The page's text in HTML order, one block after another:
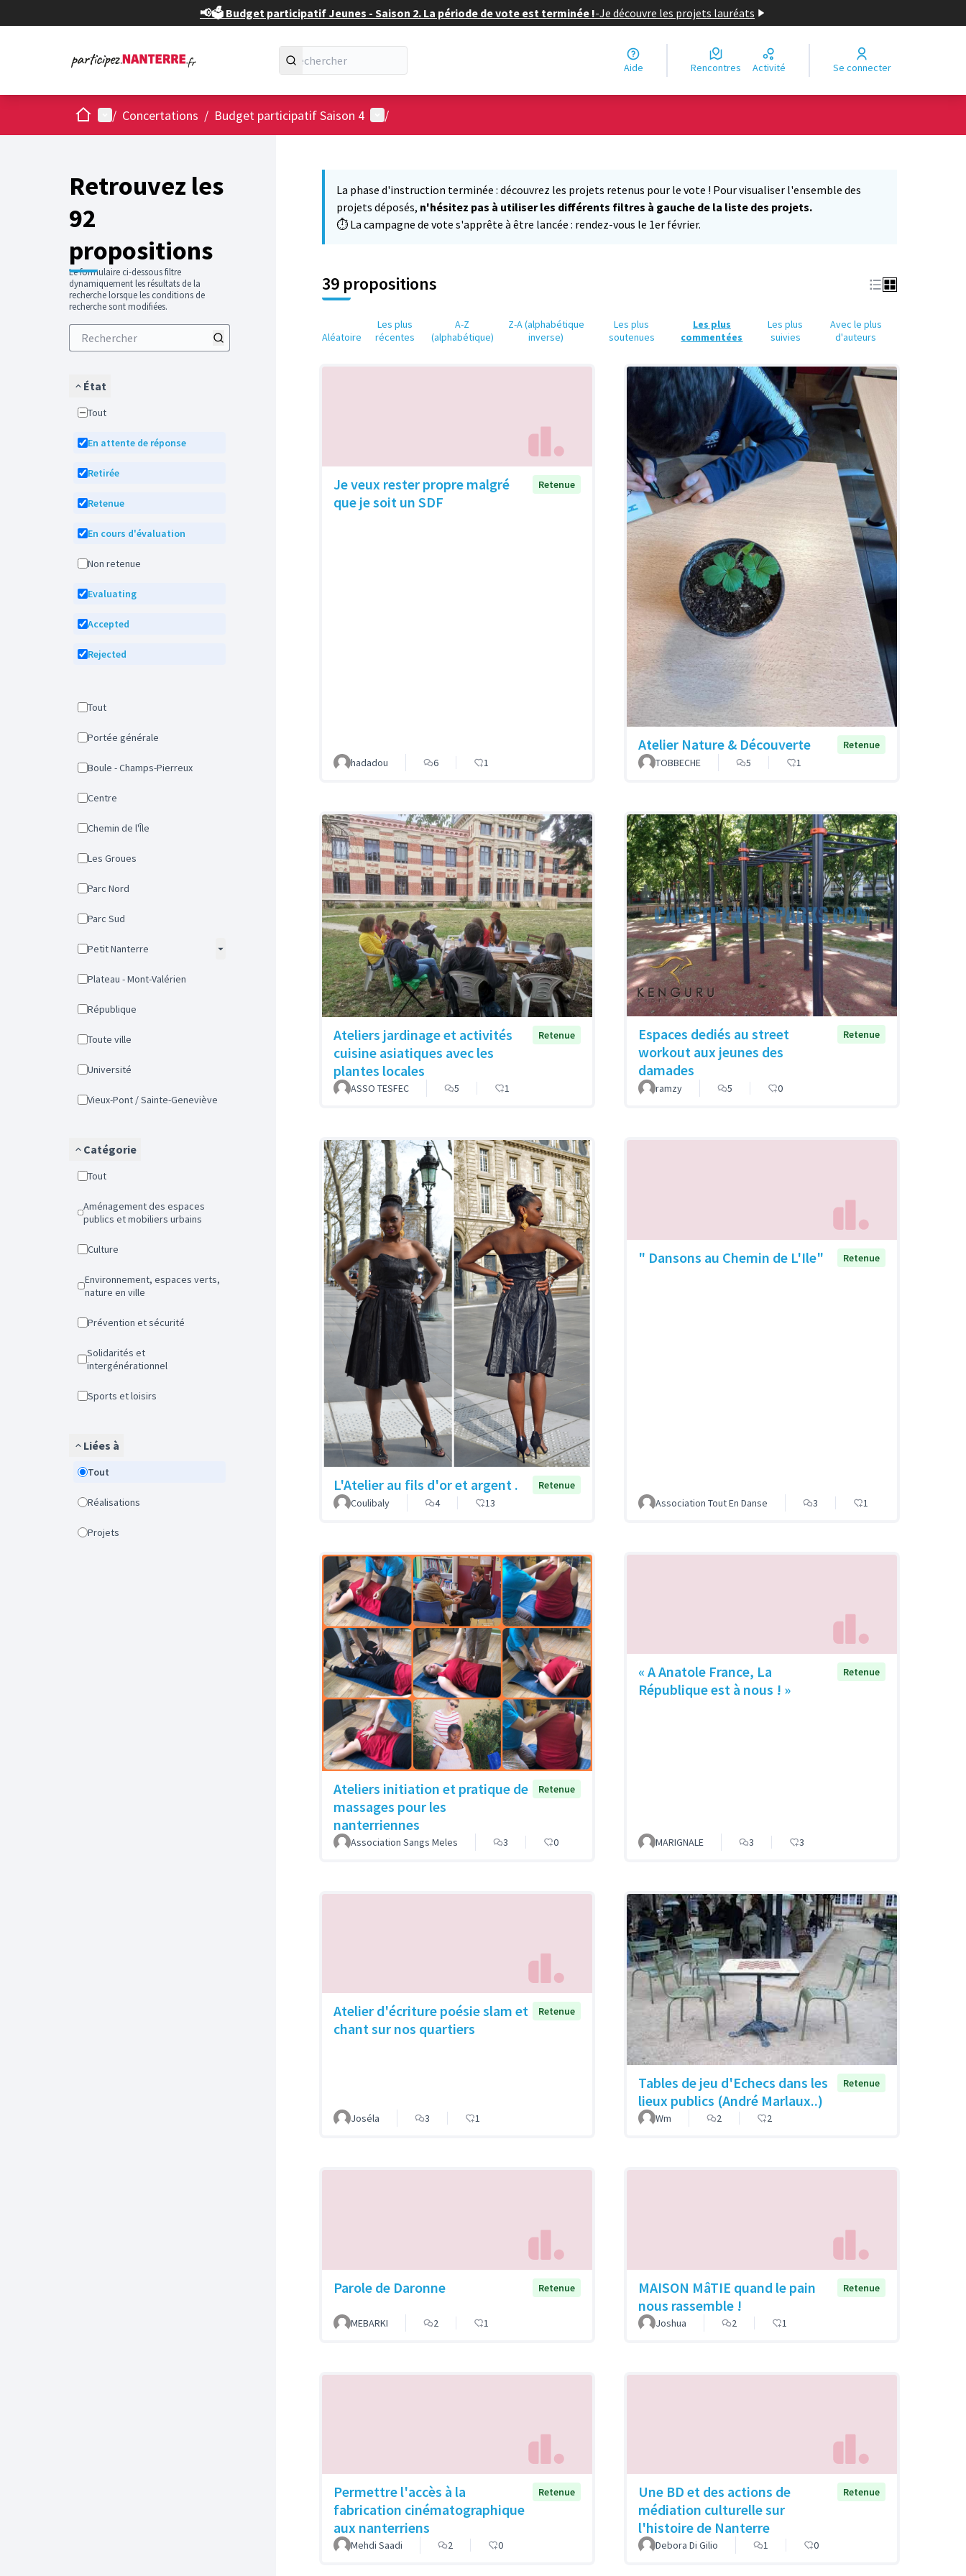
📢🗳️ Budget participatif Jeunes - Saison 2. La période de vote est terminée !-Je découvre les projets lauréats
Aide Rencontres Activité Se connecter
AccueilMenu principal
/ Concertations / Budget participatif Saison 4 Menu utilisateur
/
Retrouvez les
92
propositions
Le formulaire ci-dessous filtre
dynamiquement les résultats de la
recherche lorsque les conditions de
recherche sont modifiées.
État
Tout
En attente de réponse
Retirée
Retenue
En cours d'évaluation
Non retenue
Evaluating
Accepted
Rejected
Tout
Portée générale
Boule - Champs-Pierreux
Centre
Chemin de l'Île
Les Groues
Parc Nord
Parc Sud
Petit Nanterre
Plateau - Mont-Valérien
République
Toute ville
Université
Vieux-Pont / Sainte-Geneviève
Catégorie
Tout
Aménagement des espaces
publics et mobiliers urbains
Culture
Environnement, espaces verts,
nature en ville
Prévention et sécurité
Solidarités et
intergénérationnel
Sports et loisirs
Liées à
Tout
Réalisations
Projets
La phase d'instruction terminée : découvrez les projets retenus pour le vote ! Pour visualiser l'ensemble des
projets déposés, n'hésitez pas à utiliser les différents filtres à gauche de la liste des projets.
⏱️ La campagne de vote s'apprête à être lancée : rendez-vous le 1er février.
39 propositions
Aléatoire
Les plus
récentes
A-Z
(alphabétique)
Z-A (alphabétique
inverse)
Les plus
soutenues
Les plus
commentées
Les plus
suivies
Avec le plus
d'auteurs
Je veux rester propre malgré
que je soit un SDF
Retenue
hadadou 6 1
Atelier Nature & Découverte
Retenue
TOBBECHE
5 1
Ateliers jardinage et activités
cuisine asiatiques avec les
plantes locales
Retenue
ASSO TESFEC 5 1
Espaces dediés au street
workout aux jeunes des
damades
Retenue
ramzy 5 0
L'Atelier au fils d'or et argent .
Retenue
Coulibaly
4 13
" Dansons au Chemin de L'Ile" Retenue
Association Tout En Danse 3 1
Ateliers initiation et pratique de
massages pour les
nanterriennes
Retenue
Association Sangs Meles 3 0
« A Anatole France, La
République est à nous ! »
Retenue
MARIGNALE 3 3
Atelier d'écriture poésie slam et
chant sur nos quartiers
Retenue
Joséla 3 1
Tables de jeu d'Echecs dans les
lieux publics (André Marlaux..)
Retenue
Wm 2 2
Parole de Daronne Retenue
MEBARKI 2 1
MAISON MâTIE quand le pain
nous rassemble !
Retenue
Joshua 2 1
Permettre l'accès à la
fabrication cinématographique
aux nanterriens
Retenue
Mehdi Saadi 2 0
Une BD et des actions de
médiation culturelle sur
l'histoire de Nanterre
Retenue
Debora Di Gilio 1 0